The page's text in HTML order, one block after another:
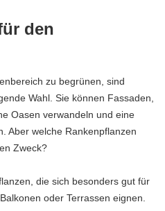
den
zu begrünen, sind
Wahl. Sie können Fassaden,
Oasen verwandeln und eine
Aber welche Rankenpflanzen
Zweck?
die sich besonders gut für
oder Terrassen eignen.